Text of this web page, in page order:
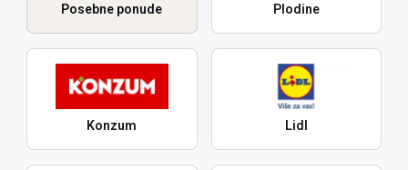
Posebne ponude Plodine
Konzum Lidl